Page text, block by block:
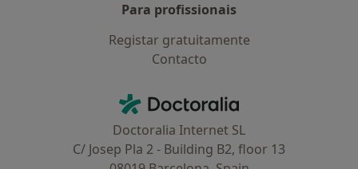
Para profissionais
Registar gratuitamente
Contacto
Doctoralia - Homepage
Doctoralia Internet SL
C/ Josep Pla 2 - Building B2, floor 13